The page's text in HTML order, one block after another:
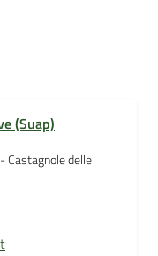
(Suap)
Castagnole delle